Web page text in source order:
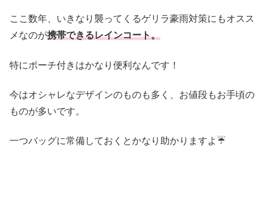
ここ数年、いきなり襲ってくるゲリラ豪雨対策にもオスス
メなのが携帯できるレインコート。
特にポーチ付きはかなり便利なんです！
今はオシャレなデザインのものも多く、お値段もお手頃の
ものが多いです。
一つバッグに常備しておくとかなり助かりますよ☔️